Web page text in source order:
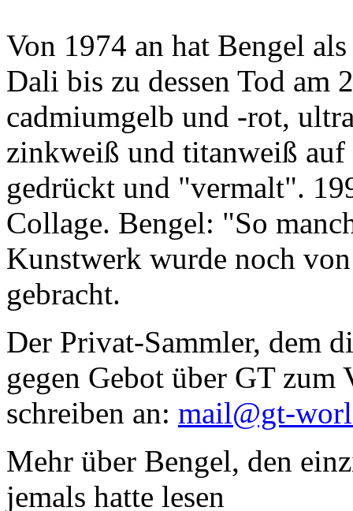
Von 1974 an hat Bengel
Dali bis zu dessen Tod am
cadmiumgelb und -rot,
zinkweiß und titanweiß
gedrückt und "vermalt".
Collage. Bengel: "So
Kunstwerk wurde noch
gebracht.
Der Privat-Sammler, dem
gegen Gebot über GT zum
schreiben an: mail@gt-
Mehr über Bengel, den
jemals hatte lesen